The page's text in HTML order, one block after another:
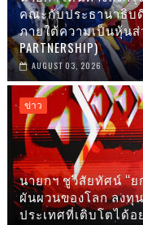
คณะกับประธานาธิบ
ภายใต้ความเป็นหุ้นส่
PARTNERSHIP)
AUGUST 03, 2026
ข่าว
นายกฯ ชูวิสัยทัศน์ “ย
ผันผวนของโลก ลงทุ
ประเทศที่เติบโตได้อ